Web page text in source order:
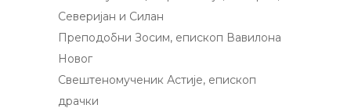
Северијан и Силан
Преподобни Зосим, епископ Вавилона
Новог
Свештеномученик Астије, епископ
драчки